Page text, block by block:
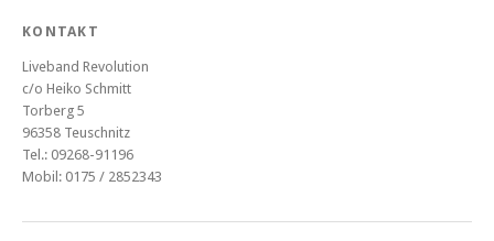
KONTAKT
Liveband Revolution
c/o Heiko Schmitt
Torberg 5
96358 Teuschnitz
Tel.: 09268-91196
Mobil: 0175 / 2852343